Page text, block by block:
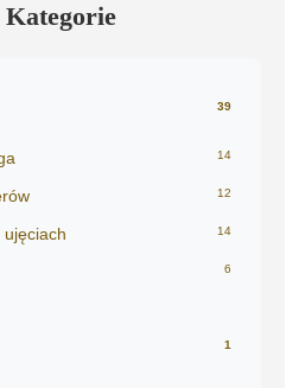
Kategorie
39
14
12
14
6
1